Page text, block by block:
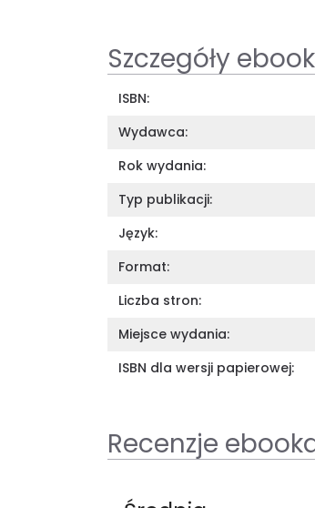
Szczegóły
ISBN:
Wydawca:
Rok wydania:
Typ publikacji:
Język:
Format:
Liczba stron:
Miejsce wydania:
ISBN dla wersji papierowej:
Recenzje